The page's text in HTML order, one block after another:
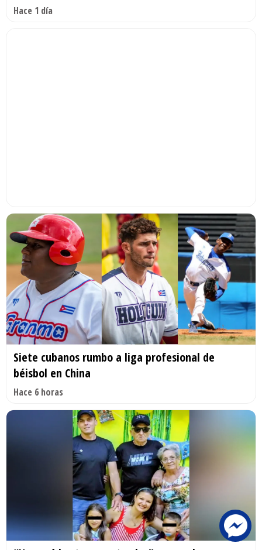
Hace 1 día
Siete cubanos rumbo a liga profesional de
béisbol en China
Hace 6 horas